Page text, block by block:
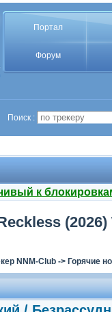
Портал
Форум
Поиск :
к
NNM-Club -> Горячие